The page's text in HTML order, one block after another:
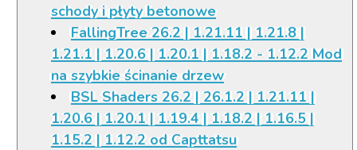
schody i płyty betonowe
FallingTree 26.2 | 1.21.11 | 1.21.8 |
1.21.1 | 1.20.6 | 1.20.1 | 1.18.2 - 1.12.2 Mod
na szybkie ścinanie drzew
BSL Shaders 26.2 | 26.1.2 | 1.21.11 |
1.20.6 | 1.20.1 | 1.19.4 | 1.18.2 | 1.16.5 |
1.15.2 | 1.12.2 od Capttatsu